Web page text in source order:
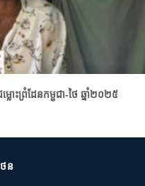
ះព្រំដែនកម្ពុជា-ថៃ ឆ្នាំ២០២៥
ន